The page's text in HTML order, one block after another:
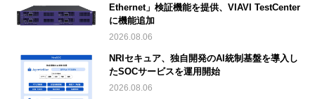
Ethernet」検証機能を提供、VIAVI TestCenter
に機能追加
2026.08.06
NRIセキュア、独自開発のAI統制基盤を導入し
たSOCサービスを運用開始
2026.08.06